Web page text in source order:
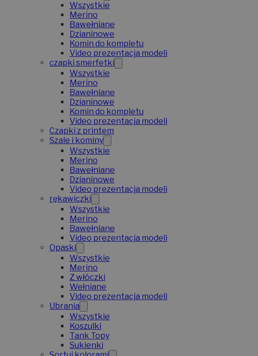
Wszystkie
Merino
Bawełniane
Dzianinowe
Komin do kompletu
Video prezentacja modeli
czapki smerfetki
Wszystkie
Merino
Bawełniane
Dzianinowe
Komin do kompletu
Video prezentacja modeli
Czapki z printem
Szale i kominy
Wszystkie
Merino
Bawełniane
Dzianinowe
Video prezentacja modeli
rękawiczki
Wszystkie
Merino
Bawełniane
Video prezentacja modeli
Opaski
Wszystkie
Merino
Z włóczki
Wełniane
Video prezentacja modeli
Ubrania
Wszystkie
Koszulki
Tank Topy
Sukienki